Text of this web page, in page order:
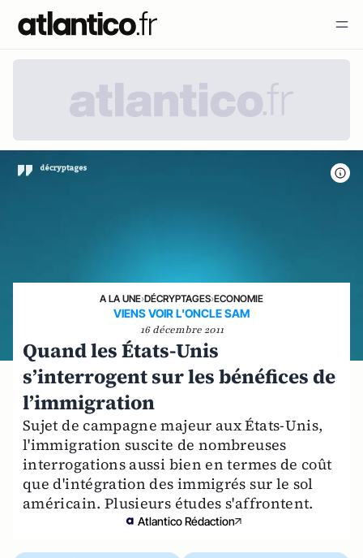
A LA UNE›DÉCRYPTAGES›ECONOMIE
VIENS VOIR L'ONCLE SAM
16 décembre 2011
Quand les États-Unis
s’interrogent sur les bénéfices de
l’immigration
Sujet de campagne majeur aux États-Unis,
l'immigration suscite de nombreuses
interrogations aussi bien en termes de coût
que d'intégration des immigrés sur le sol
américain. Plusieurs études s'affrontent.
Atlantico Rédaction